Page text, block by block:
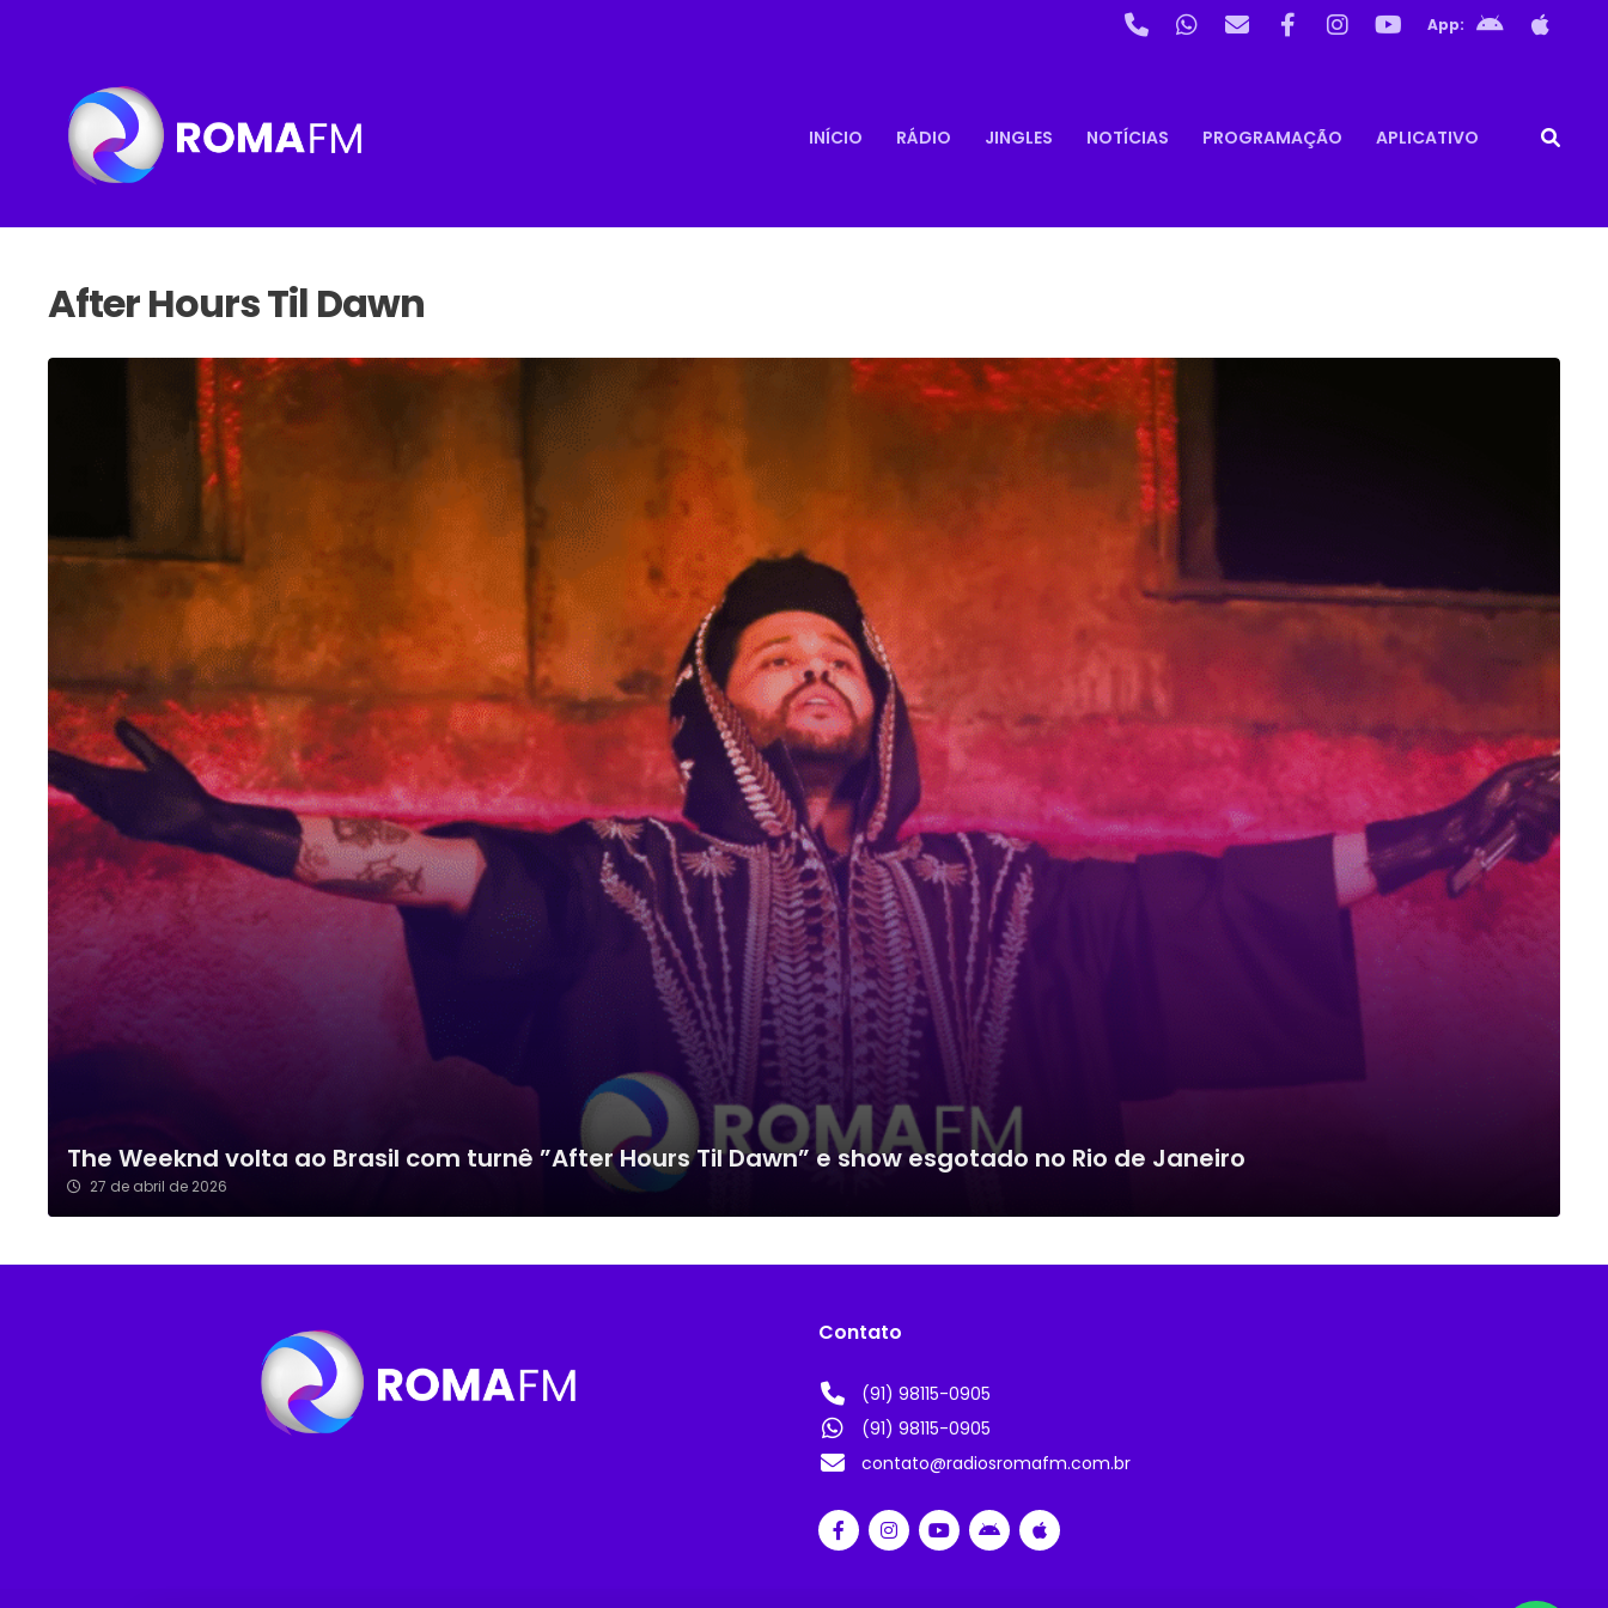
App:
INÍCIO RÁDIO JINGLES NOTÍCIAS PROGRAMAÇÃO APLICATIVO
The Weeknd volta ao Brasil com turnê ”After Hours Til Dawn” e show esgotado no Rio de Janeiro
27 de abril de 2026
Contato
(91) 98115-0905
(91) 98115-0905
contato@radiosromafm.com.br